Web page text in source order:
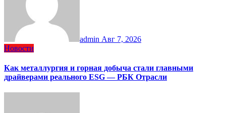
admin Авг 7, 2026
Новости
Как металлургия и горная добыча стали главными
драйверами реального ESG — РБК Отрасли